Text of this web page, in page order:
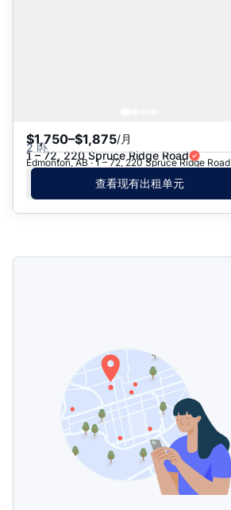
$1,750–$1,875/月
2 卧
1 – 72, 220 Spruce Ridge Road
Edmonton, AB · 1 – 72, 220 Spruce Ridge Road
查看现有出租单元